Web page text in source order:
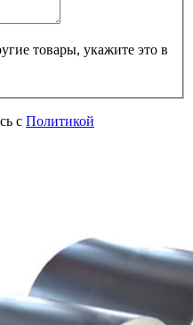
товары, укажите это в
с Политикой